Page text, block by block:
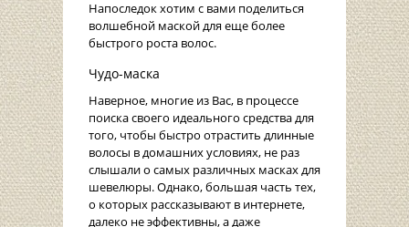
Напоследок хотим с вами поделиться
волшебной маской для еще более
быстрого роста волос.
Чудо-маска
Наверное, многие из Вас, в процессе
поиска своего идеального средства для
того, чтобы быстро отрастить длинные
волосы в домашних условиях, не раз
слышали о самых различных масках для
шевелюры. Однако, большая часть тех,
о которых рассказывают в интернете,
далеко не эффективны, а даже